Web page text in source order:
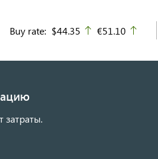
Buy rate: $44.35 up
€51.10
затраты.